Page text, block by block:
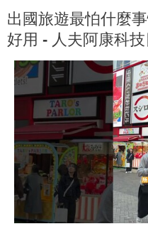
出國旅遊最怕什麼
好用 - 人夫阿康科技